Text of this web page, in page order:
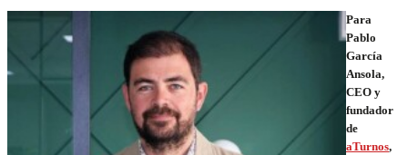
Para
Pablo
García
Ansola,
CEO y
fundador
de
aTurnos,